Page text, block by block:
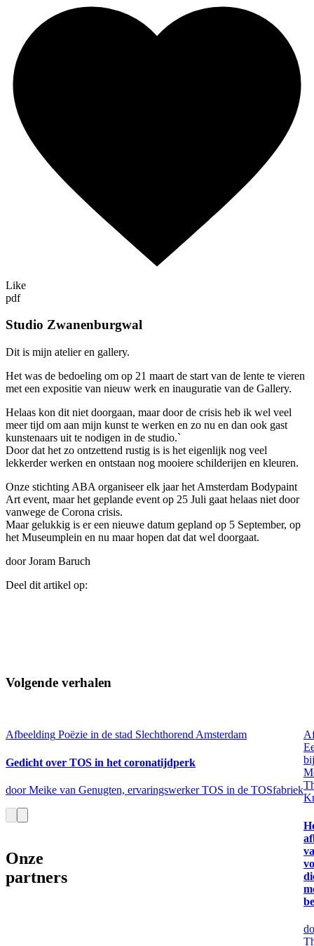
Like
pdf
Studio Zwanenburgwal
Dit is mijn atelier en gallery.
Het was de bedoeling om op 21 maart de start van de lente te vieren
met een expositie van nieuw werk en inauguratie van de Gallery.
Helaas kon dit niet doorgaan, maar door de crisis heb ik wel veel
meer tijd om aan mijn kunst te werken en zo nu en dan ook gast
kunstenaars uit te nodigen in de studio.`
Door dat het zo ontzettend rustig is is het eigenlijk nog veel
lekkerder werken en ontstaan nog mooiere schilderijen en kleuren.
Onze stichting ABA organiseer elk jaar het Amsterdam Bodypaint
Art event, maar het geplande event op 25 Juli gaat helaas niet door
vanwege de Corona crisis.
Maar gelukkig is er een nieuwe datum gepland op 5 September, op
het Museumplein en nu maar hopen dat dat wel doorgaat.
door Joram Baruch
Deel dit artikel op:
Volgende verhalen
Afbeelding Poëzie in de stad Slechthorend Amsterdam
Gedicht over TOS in het coronatijdperk
door Meike van Genugten, ervaringswerker TOS in de TOSfabriek
Onze
partners